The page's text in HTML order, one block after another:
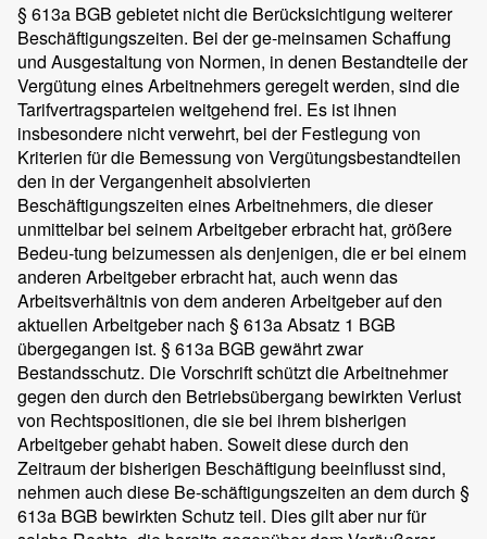
§ 613a BGB gebietet nicht die Berücksichtigung weiterer
Beschäftigungszeiten. Bei der ge-meinsamen Schaffung
und Ausgestaltung von Normen, in denen Bestandteile der
Vergütung eines Arbeitnehmers geregelt werden, sind die
Tarifvertragsparteien weitgehend frei. Es ist ihnen
insbesondere nicht verwehrt, bei der Festlegung von
Kriterien für die Bemessung von Vergütungsbestandteilen
den in der Vergangenheit absolvierten
Beschäftigungszeiten eines Arbeitnehmers, die dieser
unmittelbar bei seinem Arbeitgeber erbracht hat, größere
Bedeu-tung beizumessen als denjenigen, die er bei einem
anderen Arbeitgeber erbracht hat, auch wenn das
Arbeitsverhältnis von dem anderen Arbeitgeber auf den
aktuellen Arbeitgeber nach § 613a Absatz 1 BGB
übergegangen ist. § 613a BGB gewährt zwar
Bestandsschutz. Die Vorschrift schützt die Arbeitnehmer
gegen den durch den Betriebsübergang bewirkten Verlust
von Rechtspositionen, die sie bei ihrem bisherigen
Arbeitgeber gehabt haben. Soweit diese durch den
Zeitraum der bisherigen Beschäftigung beeinflusst sind,
nehmen auch diese Be-schäftigungszeiten an dem durch §
613a BGB bewirkten Schutz teil. Dies gilt aber nur für